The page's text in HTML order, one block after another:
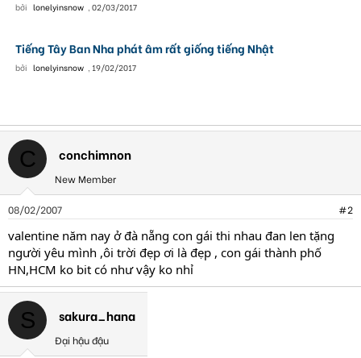
bởi lonelyinsnow , 02/03/2017
Tiếng Tây Ban Nha phát âm rất giống tiếng Nhật
bởi lonelyinsnow , 19/02/2017
C conchimnon
New Member
08/02/2007 #2
valentine năm nay ở đà nẵng con gái thi nhau đan len tặng
người yêu mình ,ôi trời đẹp ơi là đẹp , con gái thành phố
HN,HCM ko bit có như vậy ko nhỉ
S sakura_hana
Đại hậu đậu